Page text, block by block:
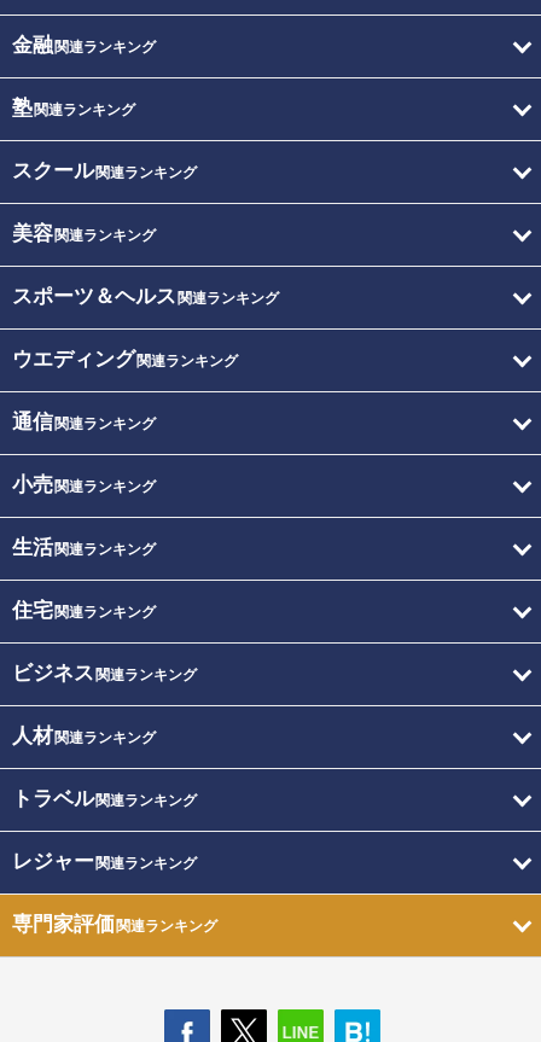
金融関連ランキング
塾関連ランキング
スクール関連ランキング
美容関連ランキング
スポーツ＆ヘルス 関連ランキング
ウエディング関連ランキング
通信関連ランキング
小売関連ランキング
生活関連ランキング
住宅関連ランキング
ビジネス 関連ランキング
人材関連ランキング
トラベル関連ランキング
レジャー関連ランキング
専門家評価関連ランキング